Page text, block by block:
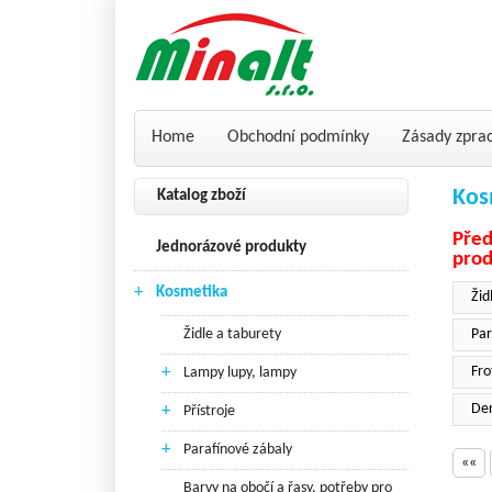
Home Obchodní podmínky Zásady
Katalog zboží
Jednorázové produkty
+ Kosmetika
Židle a taburety
+ Lampy lupy, lampy
+ Přístroje
+ Parafínové zábaly
Barvy na obočí a řasy, potřeby pro
««